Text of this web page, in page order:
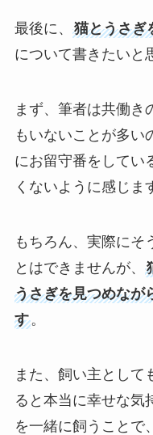
最後に、 猫とうさぎ
について書きたいと
まず、筆者は共働き
もいないことが多い
にお留守番をしてい
くないように感じま
もちろん、実際にそ
とはできませんが、
うさぎを見つめなが
す。
また、飼い主として
ると本当に幸せな気
を一緒に飼うことで、